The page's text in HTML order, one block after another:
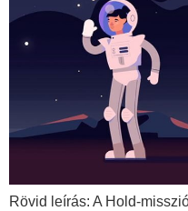
Rövid leírás: A Hold-